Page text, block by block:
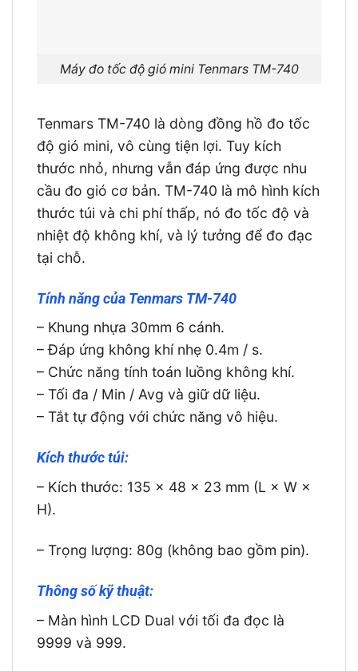
Máy đo tốc độ gió mini Tenmars TM-740
Tenmars TM-740 là dòng đồng hồ đo tốc
độ gió mini, vô cùng tiện lợi. Tuy kích
thước nhỏ, nhưng vẫn đáp ứng được nhu
cầu đo gió cơ bản. TM-740 là mô hình kích
thước túi và chi phí thấp, nó đo tốc độ và
nhiệt độ không khí, và lý tưởng để đo đạc
tại chỗ.
Tính năng của Tenmars TM-740
– Khung nhựa 30mm 6 cánh.
– Đáp ứng không khí nhẹ 0.4m / s.
– Chức năng tính toán luồng không khí.
– Tối đa / Min / Avg và giữ dữ liệu.
– Tắt tự động với chức năng vô hiệu.
Kích thước túi:
– Kích thước: 135 x 48 x 23 mm (L × W ×
H).
– Trọng lượng: 80g (không bao gồm pin).
Thông số kỹ thuật:
– Màn hình LCD Dual với tối đa đọc là
9999 và 999.